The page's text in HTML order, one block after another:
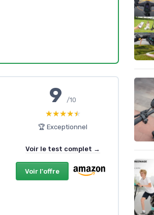
9/10
★★★★★
★★★★★
🏆 Exceptionnel
Voir le test complet →
Voir l'offre